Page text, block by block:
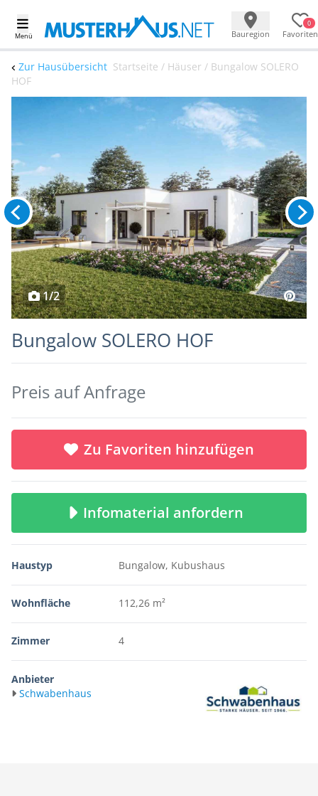
Menü Bauregion
0
Favoriten
Zur Hausübersicht Startseite / Häuser / Bungalow SOLERO
HOF
1/2
Bungalow SOLERO HOF
Preis auf Anfrage
Zu Favoriten hinzufügen
Infomaterial anfordern
Haustyp Bungalow, Kubushaus
Wohnfläche 112,26 m²
Zimmer 4
Anbieter
Schwabenhaus